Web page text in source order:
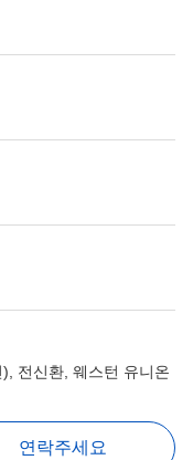
전신환, 웨스턴 유니온
연락주세요